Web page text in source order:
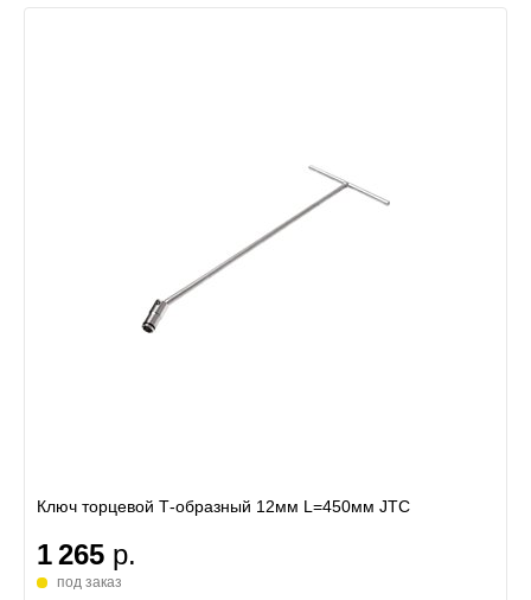
Ключ торцевой Т-образный 12мм L=450мм JTC
1 265 р.
под заказ